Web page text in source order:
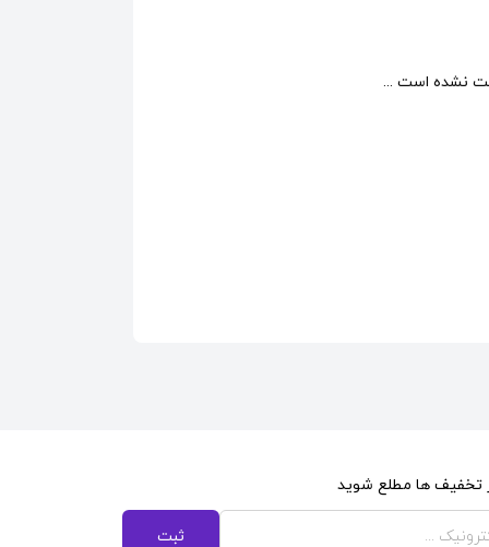
نشده است ...
تخفیف ها مطلع شوید
ثبت